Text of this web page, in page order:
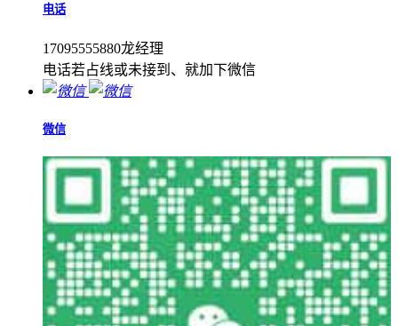
电话
17095555880龙经理
电话若占线或未接到、就加下微信
微信